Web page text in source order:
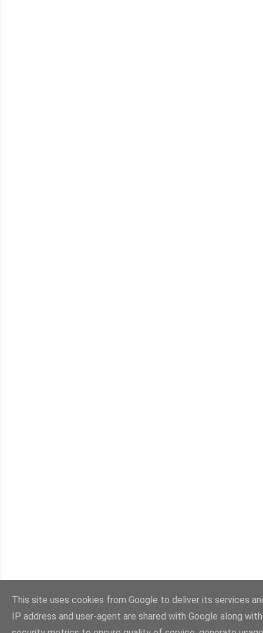
This site uses cookies from Google to deliver its services
IP address and user-agent are shared with Google along